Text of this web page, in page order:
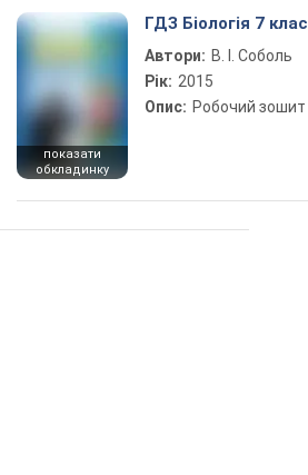
показати
обкладинку
ГДЗ Біологія 7 клас
Автори: В. І. Соболь
Рік: 2015
Опис: Робочий зошит